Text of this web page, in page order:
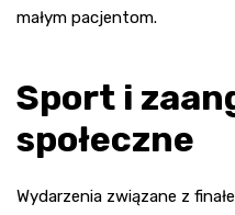
małym pacjentom.
Sport i
społeczne
Wydarzenia związane z